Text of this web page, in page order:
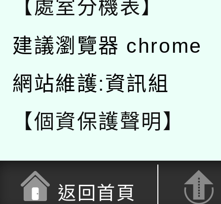
【處室分機表】
建議瀏覽器 chrome
網站維護:資訊組
【個資保護聲明】
返回首頁